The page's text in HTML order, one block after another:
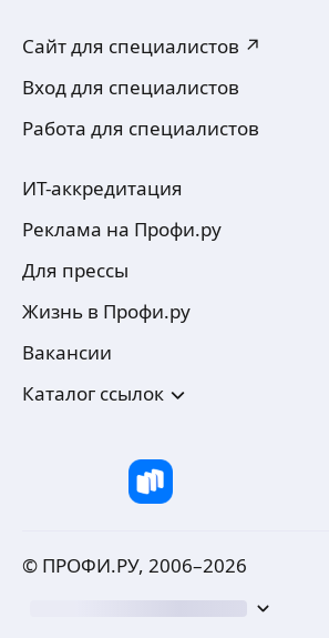
Сайт для специалистов ↗
Вход для специалистов
Работа для специалистов
ИТ-аккредитация
Реклама на Профи.ру
Для прессы
Жизнь в Профи.ру
Вакансии
Каталог ссылок
© ПРОФИ.РУ, 2006–2026